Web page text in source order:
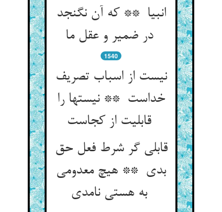
انبیا ** که آن نگنجد
در ضمیر و عقل ما
1540
نیست از اسباب تصریف
خداست ** نیستها را
قابلیت از کجاست
قابلی گر شرط فعل حق
بدی ** هیچ معدومی
به هستی نامدی